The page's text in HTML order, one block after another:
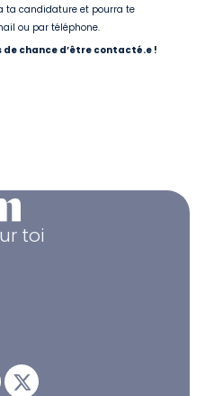
ta candidature et pourra te
ou par téléphone.
de chance d’être contacté.e !
toi